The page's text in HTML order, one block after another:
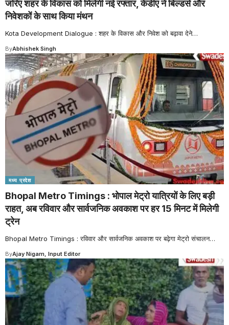
जरिए शहर के विकास को मिलेगी नई रफ्तार, केडीए ने बिल्डर्स और
निवेशकों के साथ किया मंथन
Kota Development Dialogue : शहर के विकास और निवेश को बढ़ावा देने…
ByAbhishek Singh
मध्य प्रदेश
Bhopal Metro Timings : भोपाल मेट्रो यात्रियों के लिए बड़ी
राहत, अब रविवार और सार्वजनिक अवकाश पर हर 15 मिनट में मिलेगी
ट्रेन
Bhopal Metro Timings : रविवार और सार्वजनिक अवकाश पर बढ़ेगा मेट्रो संचालन…
ByAjay Nigam, Input Editor